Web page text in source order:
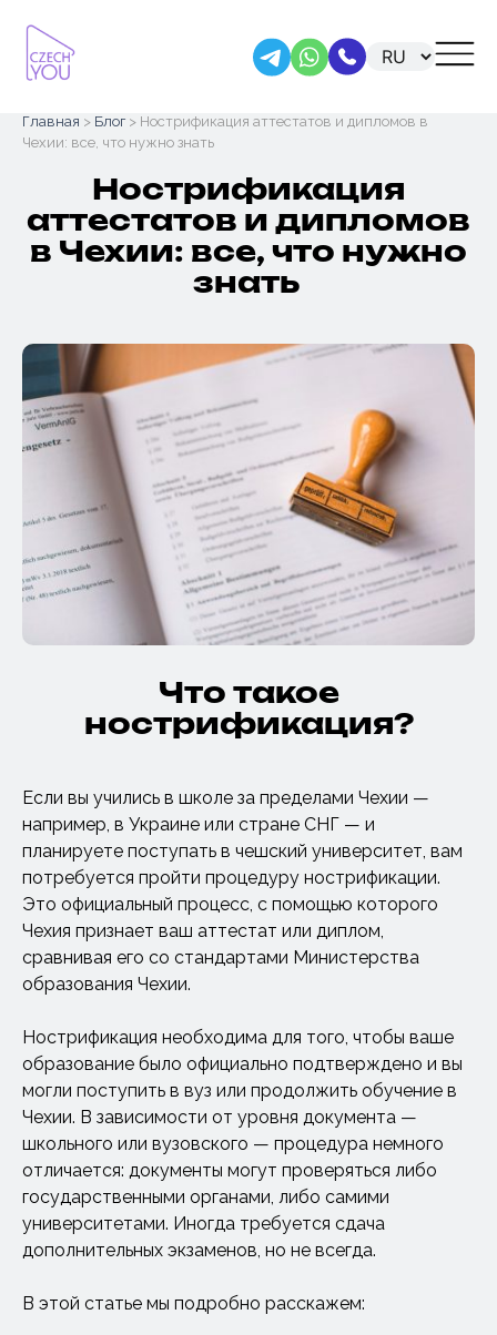
content
Главная > Блог > Нострификация аттестатов и дипломов в
Чехии: все, что нужно знать
Нострификация
аттестатов и дипломов
в Чехии: все, что нужно
знать
Что такое
нострификация?
Если вы учились в школе за пределами Чехии —
например, в Украине или стране СНГ — и
планируете поступать в чешский университет, вам
потребуется пройти процедуру нострификации.
Это официальный процесс, с помощью которого
Чехия признает ваш аттестат или диплом,
сравнивая его со стандартами Министерства
образования Чехии.
Нострификация необходима для того, чтобы ваше
образование было официально подтверждено и вы
могли поступить в вуз или продолжить обучение в
Чехии. В зависимости от уровня документа —
школьного или вузовского — процедура немного
отличается: документы могут проверяться либо
государственными органами, либо самими
университетами. Иногда требуется сдача
дополнительных экзаменов, но не всегда.
В этой статье мы подробно расскажем: